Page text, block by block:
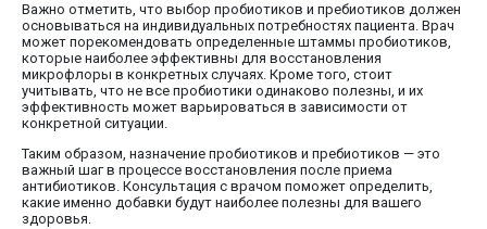
Важно отметить, что выбор пробиотиков и пребиотиков должен
основываться на индивидуальных потребностях пациента. Врач
может порекомендовать определенные штаммы пробиотиков,
которые наиболее эффективны для восстановления
микрофлоры в конкретных случаях. Кроме того, стоит
учитывать, что не все пробиотики одинаково полезны, и их
эффективность может варьироваться в зависимости от
конкретной ситуации.
Таким образом, назначение пробиотиков и пребиотиков — это
важный шаг в процессе восстановления после приема
антибиотиков. Консультация с врачом поможет определить,
какие именно добавки будут наиболее полезны для вашего
здоровья.